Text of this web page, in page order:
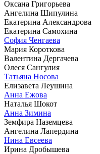
Оксана Григорьева
Ангелина Шипулина
Екатерина Александрова
Екатерина Самохина
София Ченгаева
Мария Короткова
Валентина Дергачева
Олеся Сангулия
Татьяна Носова
Елизавета Леушина
Анна Ежова
Наталья Шокот
Анна Зимина
Земфира Наземцева
Ангелина Лапердина
Нина Евсеева
Ирина Дробышева